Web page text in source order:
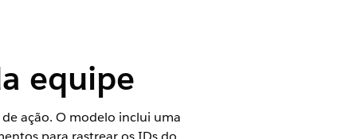
equipe
ação. O modelo inclui uma